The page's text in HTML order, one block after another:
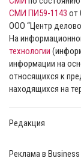
СМИ ПИ59-1143 от
ООО “Центр
На
технологии
информации на
относящихся к
находящихся на
Редакция
Реклама в